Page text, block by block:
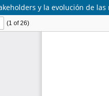
y la evolución de